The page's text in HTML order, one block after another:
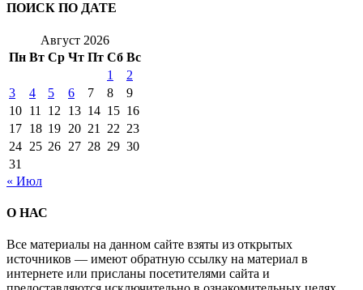
ПОИСК ПО ДАТЕ
Август 2026
Пн Вт Ср Чт Пт Сб Вс
1
2
3
4 5 6 7 8
9
10 11 12 13 14 15 16
17 18 19 20 21 22 23
24 25 26 27 28 29 30
31
« Июл
О НАС
Все материалы на данном сайте взяты из открытых
источников — имеют обратную ссылку на материал в
интернете или присланы посетителями сайта и